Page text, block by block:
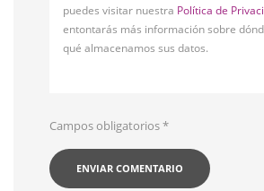
puedes visitar nuestra Política de
entontarás más información sobre
qué almacenamos sus datos.
Campos obligatorios*